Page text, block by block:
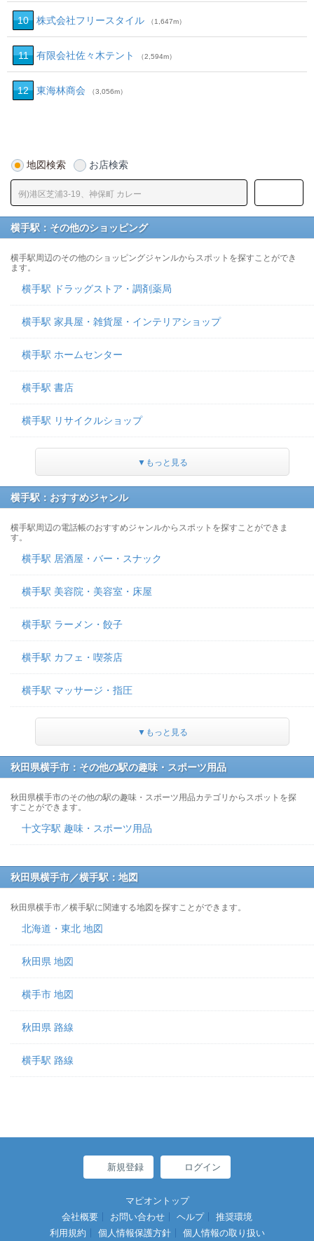
10 株式会社フリースタイル （1,647m）
11 有限会社佐々木テント （2,594m）
12 東海林商会 （3,056m）
地図検索 お店検索
横手駅：その他のショッピング
横手駅周辺のその他のショッピングジャンルからスポットを探すことができ
ます。
横手駅 ドラッグストア・調剤薬局
横手駅 家具屋・雑貨屋・インテリアショップ
横手駅 ホームセンター
横手駅 書店
横手駅 リサイクルショップ
▼もっと見る
横手駅：おすすめジャンル
横手駅周辺の電話帳のおすすめジャンルからスポットを探すことができま
す。
横手駅 居酒屋・バー・スナック
横手駅 美容院・美容室・床屋
横手駅 ラーメン・餃子
横手駅 カフェ・喫茶店
横手駅 マッサージ・指圧
▼もっと見る
秋田県横手市：その他の駅の趣味・スポーツ用品
秋田県横手市のその他の駅の趣味・スポーツ用品カテゴリからスポットを探
すことができます。
十文字駅 趣味・スポーツ用品
秋田県横手市／横手駅：地図
秋田県横手市／横手駅に関連する地図を探すことができます。
北海道・東北 地図
秋田県 地図
横手市 地図
秋田県 路線
横手駅 路線
新規登録 ログイン
マピオントップ
会社概要
お問い合わせ ヘルプ
推奨環境
利用規約
個人情報保護方針 個人情報の取り扱い